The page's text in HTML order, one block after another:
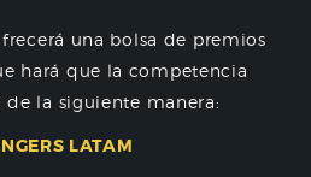
una bolsa de premios
hará que la competencia
de la siguiente manera:
LATAM